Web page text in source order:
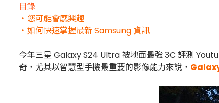
目錄
・您可能會感興趣
・如何快速掌握最新 Samsung 資訊
今年三星 Galaxy S24 Ultra 被地面最強 3C 評測
奇，尤其以智慧型手機最重要的影像能力來說，